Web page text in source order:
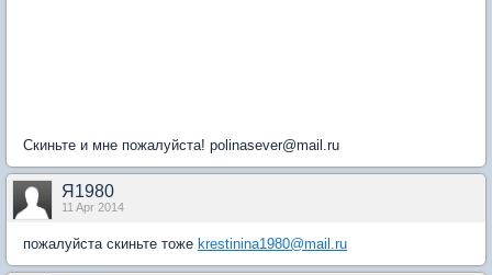
Скиньте и мне пожалуйста! polinasever@mail.ru
Я1980
11 Apr 2014
пожалуйста скиньте тоже krestinina1980@mail.ru